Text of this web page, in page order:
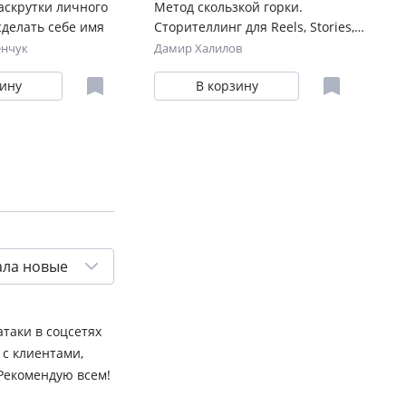
личного
себе имя
Метод скользкой горки.
Сторителлинг для Reels, Stories,
TikTok-роликов и других
Дамир Халилов
В корзину
новые
в соцсетях
клиентами,
всем!